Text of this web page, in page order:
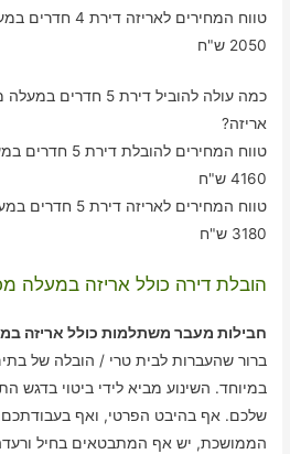
2050 ש"ח
כמה עולה להוביל
אריזה?
4160 ש"ח
3180 ש"ח
הובלת דירה כולל אריזה במעלה
חבילות מעבר משתלמות כולל אריזה
ברור שהעברות לבית טרי / הובלה של
במיוחד. השינוע מביא לידי ביטוי בדגש
שלכם. אף בהיבט הפרטי, ואף
הממושכת, יש אף המתבטאים בחיל